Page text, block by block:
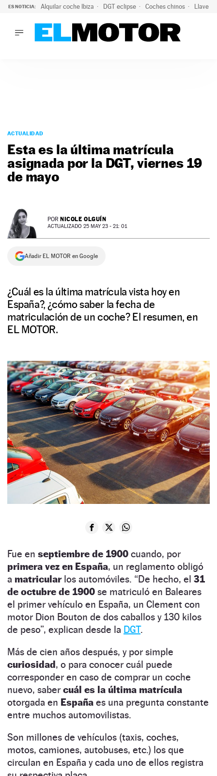
ES NOTICIA: Alquilar coche Ibiza DGT eclipse Coches chinos Llaves
PODCAST
MOTOS
TECNOLOGÍA
SUPERCOCHES
SERVICIOS
NEWSLETTER
SÍGUENOS
ACTUALIDAD
Esta es la última matrícula
asignada por la DGT, viernes 19
de mayo
POR NICOLE OLGUÍN
ACTUALIZADO 25 MAY 23 - 21: 01
Añadir EL MOTOR en Google
¿Cuál es la última matrícula vista hoy en
España?, ¿cómo saber la fecha de
matriculación de un coche? El resumen, en
EL MOTOR.
Fue en septiembre de 1900 cuando, por
primera vez en España, un reglamento obligó
a matricular los automóviles. “De hecho, el 31
de octubre de 1900 se matriculó en Baleares
el primer vehículo en España, un Clement con
motor Dion Bouton de dos caballos y 130 kilos
de peso”, explican desde la DGT.
Más de cien años después, y por simple
curiosidad, o para conocer cuál puede
corresponder en caso de comprar un coche
nuevo, saber cuál es la última matrícula
otorgada en España es una pregunta constante
entre muchos automovilistas.
Son millones de vehículos (taxis, coches,
motos, camiones, autobuses, etc.) los que
circulan en España y cada uno de ellos registra